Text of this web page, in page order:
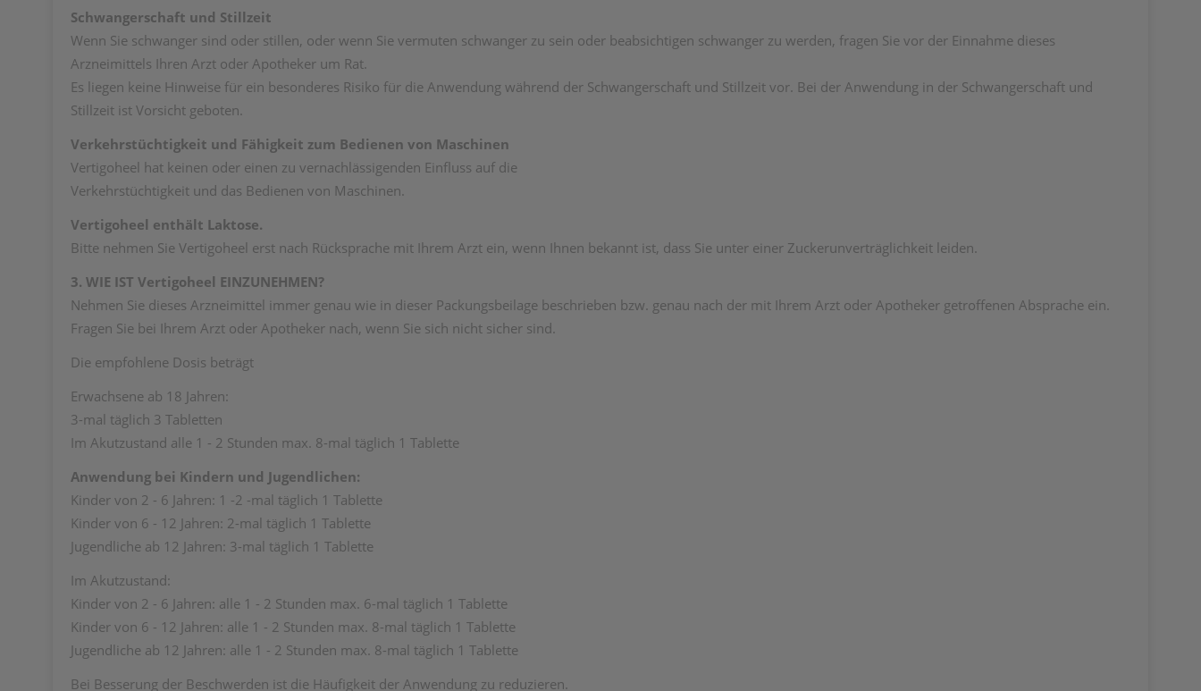
Schwangerschaft und Stillzeit
Wenn Sie schwanger sind oder stillen, oder wenn Sie vermuten schwanger zu sein oder beabsichtigen schwanger zu werden, fragen Sie vor der Einnahme dieses
Arzneimittels Ihren Arzt oder Apotheker um Rat.
Es liegen keine Hinweise für ein besonderes Risiko für die Anwendung während der Schwangerschaft und Stillzeit vor. Bei der Anwendung in der Schwangerschaft und
Stillzeit ist Vorsicht geboten.
Verkehrstüchtigkeit und Fähigkeit zum Bedienen von Maschinen
Vertigoheel hat keinen oder einen zu vernachlässigenden Einfluss auf die
Verkehrstüchtigkeit und das Bedienen von Maschinen.
Vertigoheel enthält Laktose.
Bitte nehmen Sie Vertigoheel erst nach Rücksprache mit Ihrem Arzt ein, wenn Ihnen bekannt ist, dass Sie unter einer Zuckerunverträglichkeit leiden.
3. WIE IST Vertigoheel EINZUNEHMEN?
Nehmen Sie dieses Arzneimittel immer genau wie in dieser Packungsbeilage beschrieben bzw. genau nach der mit Ihrem Arzt oder Apotheker getroffenen Absprache ein.
Fragen Sie bei Ihrem Arzt oder Apotheker nach, wenn Sie sich nicht sicher sind.
Die empfohlene Dosis beträgt
Erwachsene ab 18 Jahren:
3-mal täglich 3 Tabletten
Im Akutzustand alle 1 - 2 Stunden max. 8-mal täglich 1 Tablette
Anwendung bei Kindern und Jugendlichen:
Kinder von 2 - 6 Jahren: 1 -2 -mal täglich 1 Tablette
Kinder von 6 - 12 Jahren: 2-mal täglich 1 Tablette
Jugendliche ab 12 Jahren: 3-mal täglich 1 Tablette
Im Akutzustand:
Kinder von 2 - 6 Jahren: alle 1 - 2 Stunden max. 6-mal täglich 1 Tablette
Kinder von 6 - 12 Jahren: alle 1 - 2 Stunden max. 8-mal täglich 1 Tablette
Jugendliche ab 12 Jahren: alle 1 - 2 Stunden max. 8-mal täglich 1 Tablette
Bei Besserung der Beschwerden ist die Häufigkeit der Anwendung zu reduzieren.